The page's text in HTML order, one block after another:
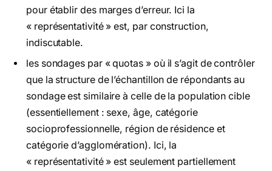
pour établir des marges d’erreur. Ici la
« représentativité » est, par construction,
indiscutable.
les sondages par « quotas » où il s’agit de contrôler
que la structure de l’échantillon de répondants au
sondage est similaire à celle de la population cible
(essentiellement : sexe, âge, catégorie
socioprofessionnelle, région de résidence et
catégorie d’agglomération). Ici, la
« représentativité » est seulement partiellement